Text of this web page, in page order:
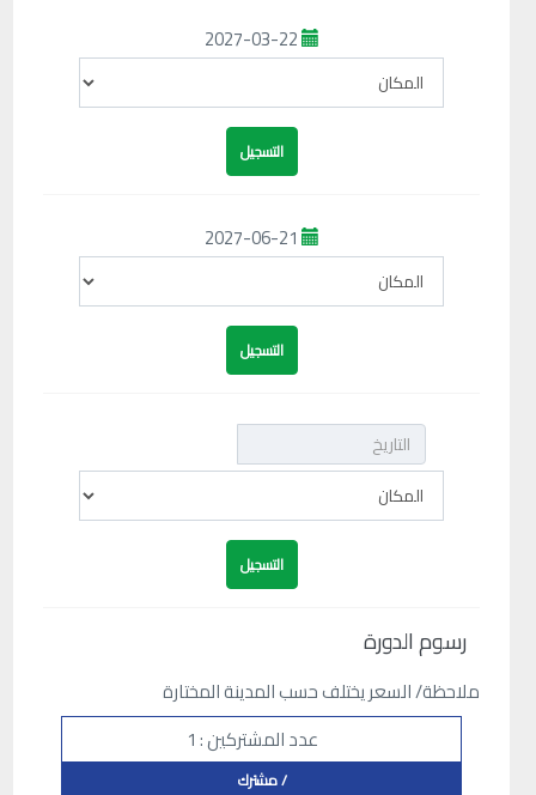
رسوم الدورة
ملاحظة/ السعر يختلف حسب المدينة المختارة
عدد المشتركين : 1
/ مشترك